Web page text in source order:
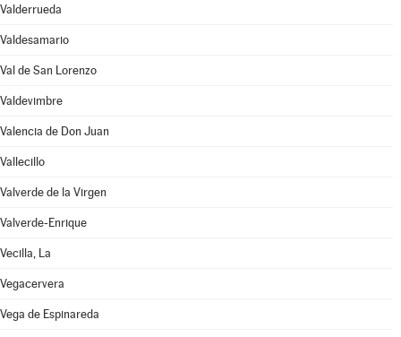
Valderrueda
Valdesamario
Val de San Lorenzo
Valdevimbre
Valencia de Don Juan
Vallecillo
Valverde de la Virgen
Valverde-Enrique
Vecilla, La
Vegacervera
Vega de Espinareda